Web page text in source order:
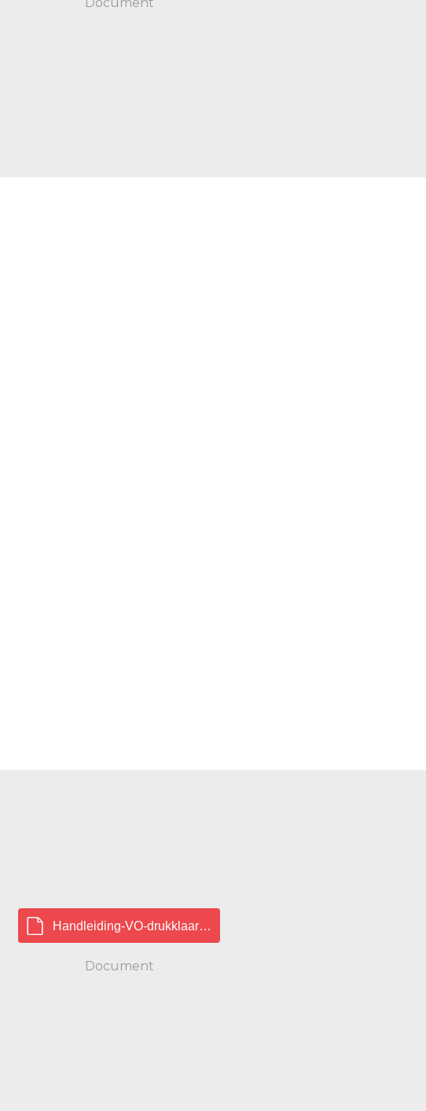
Handleiding-VO-drukklaar.pdf
Document